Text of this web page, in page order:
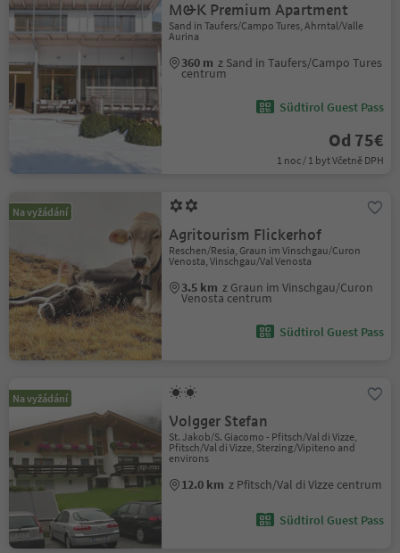
M&K Premium Apartment
Sand in Taufers/Campo Tures, Ahrntal/Valle
Aurina
360 m z Sand in Taufers/Campo Tures
centrum
Südtirol Guest Pass
Od 75€
1 noc / 1 byt Včetně DPH
Na vyžádání
Agritourism Flickerhof
Reschen/Resia, Graun im Vinschgau/Curon
Venosta, Vinschgau/Val Venosta
3.5 km z Graun im Vinschgau/Curon
Venosta centrum
Südtirol Guest Pass
Na vyžádání
Volgger Stefan
St. Jakob/S. Giacomo - Pfitsch/Val di Vizze,
Pfitsch/Val di Vizze, Sterzing/Vipiteno and
environs
12.0 km z Pfitsch/Val di Vizze centrum
Südtirol Guest Pass